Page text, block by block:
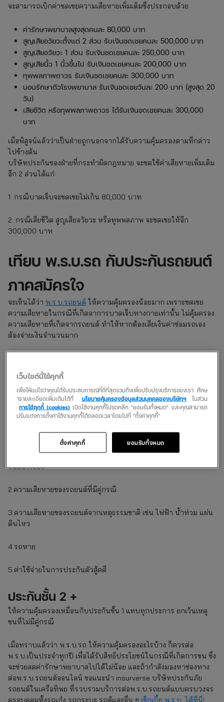
จะสามารถเบิกค่าชดเชยความเสียหายเพิ่มเติมซึ่งประกอบด้วย
ค่ารักษาพยาบาลสูงสุดคนละ 80,000 บาท
สูญเสียอวัยวะตั้งแต่ 2 ส่วน รับเงินชดเชยคนละ 500,000 บาท
สูญเสียอวัยวะ 1 ส่วน รับเงินชดเชยคนละ 250,000 บาท
สูญเสียนิ้ว 1 นิ้วขึ้นไป รับเงินชดเชยคนละ 200,000 บาท
ทุพพลภาพถาวร รับเงินชดเชยคนละ 300,000 บาท
นอนรักษาตัวโรงพยาบาล รับเงินชดเชยวันละ 200 บาท (สูงสุด 20
วัน)
เสียชีวิต หรือทุพพลภาพถาวร ได้รับเงินชดเชยคนละ 300,000
บาท
เมื่อพิสูจน์แล้วว่าเป็นฝ่ายถูกนอกจากได้รับความคุ้มครองตามที่กล่าว
ไปข้างต้น
บริษัทประกันของฝ่ายที่กระทำผิดกฎหมาย จะชดใช้ค่าเสียหายเพิ่มเติม
อีก 2 ส่วนได้แก่
1. กรณีบาดเจ็บจะชดเชยไม่เกิน 80,000 บาท
2. กรณีเสียชีวิต สูญเสียอวัยวะ หรือทุพพลภาพ จะชดเชยให้อีก
300,000 บาท
เทียบ พ.ร.บ.รถ กับประกันรถยนต์
ภาคสมัครใจ
จะเห็นได้ว่า พ.ร.บ.รถยนต์ ให้ความคุ้มครองน้อยมาก เพราะชดเชย
ความเสียหายในกรณีที่เกิดอาการบาดเจ็บทางกายเท่านั้น ไม่คุ้มครอง
ความเสียหายที่เกิดจากรถยนต์ ทำให้หากต้องเสียเงินค่าซ่อมรถเอง
ต้องจ่ายเงินจำนวนมาก
พ.ร.บ. รถ ซึ่งประกันรถยนต์ภาคสมัครใจ รู้จักกันในชื่อประกันชั้น 1
หรือประกันชั้น 2+นั่นเอง โดยให้ความคุ้มครองสูงกว่าพ.ร.บ.รถยนต์
ดังรายละเอียดต่อไปนี้
ประกันชั้น 1
เพิ่มเติมความคุ้มครองจากพ.ร.บ.รถยนต์ ได้แก่
1.ความเสียหายของรถยนต์ที่ไม่มีคู่กรณี เช่นการชนเสาไฟฟ้า, ตอม่อ,
ชนแบริเออร์
2.ความเสียหายของรถยนต์ที่มีคู่กรณี
3.ความเสียหายของรถยนต์จากเหตุธรรมชาติ เช่น ไฟฟ้า น้ำท่วม แผ่น
ดินไหว
4.รถหาย
5.ค่าใช้จ่ายในการประกันตัวสู้คดี
ประกันชั้น 2 +
ให้ความคุ้มครองเหมือนกับประกันชั้น 1 แทบทุกประการ ยกเว้นเหตุ
ชนที่ไม่มีคู่กรณี
เมื่อทราบแล้วว่า พ.ร.บ.รถ ให้ความคุ้มครองอะไรบ้าง ก็ควรต่อ
พ.ร.บ.เป็นประจำทุกปี เพื่อได้รับสิทธิประโยชน์ในกรณีที่เกิดการชน ซึ่ง
จะช่วยลดค่ารักษาพยาบาลไปได้ไม่น้อย และถ้ากำลังมองหาช่องทาง
ต่อพ.ร.บ.รถยนต์ออนไลน์ ขอแนะนำ insurverse บริษัทประกันภัย
รถยนต์ในเครือทิพย ที่รวบรวมบริการต่อพ.ร.บ.รถยนต์แบบครบวงจร
ครอบคลุมทั้งรถเก๋ง รถกระบะ รถตู้และอื่น ๆ เช็กเบี้ย พ.ร.บ. ได้ที่นี่!
เว็บไซต์นี้ใช้คุกกี้
เพื่อให้แน่ใจว่าคุณได้รับประสบการณ์ที่ดีที่สุดรวมถึงเพื่อปรับปรุงบริการของเรา ศึกษ
ารายละเอียดเพิ่มเติมได้ที่
นโยบายคุ้มครองข้อมูลส่วนบุคคลของบริษัทฯในส่วน
การใช้คุกกี้ (cookies) เปิดใช้งานคุกกี้โปรดคลิก "ยอมรับทั้งหมด" และคุณสามารถ
ปรับแต่งการตั้งค่าใช้งานคุกกี้ได้ตลอดเวลาโดยไปที่ "ตั้งค่าคุกกี้"
ยอมรับทั้งหมด
ตั้งค่าคุกกี้